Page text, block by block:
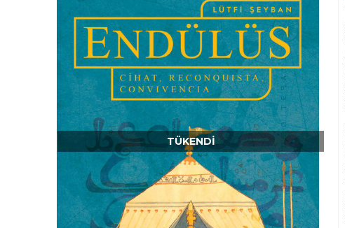
TÜKENDI